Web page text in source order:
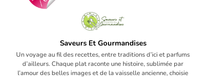
Saveurs Et Gourmandises
Un voyage au fil des recettes, entre traditions d’ici et parfums
d’ailleurs. Chaque plat raconte une histoire, sublimée par
l’amour des belles images et de la vaisselle ancienne, choisie